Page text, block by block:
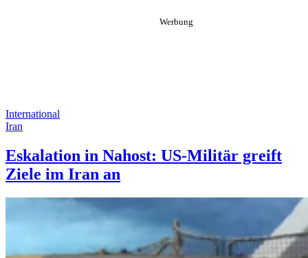
International
Iran
Eskalation in Nahost: US-Militär greift
Ziele im Iran an